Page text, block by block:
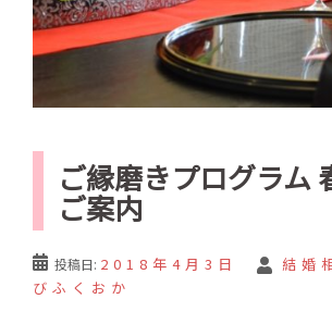
ご縁磨きプログラム
ご案内
投稿日: 2018年4月3日
結婚
びふくおか